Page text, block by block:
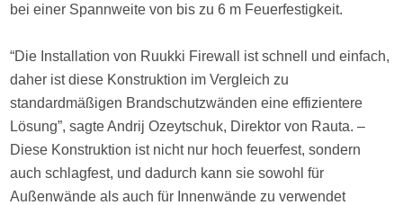
bei einer Spannweite von bis zu 6 m Feuerfestigkeit.
“Die Installation von Ruukki Firewall ist schnell und einfach,
daher ist diese Konstruktion im Vergleich zu
standardmäßigen Brandschutzwänden eine effizientere
Lösung”, sagte Andrij Ozeytschuk, Direktor von Rauta. –
Diese Konstruktion ist nicht nur hoch feuerfest, sondern
auch schlagfest, und dadurch kann sie sowohl für
Außenwände als auch für Innenwände zu verwendet